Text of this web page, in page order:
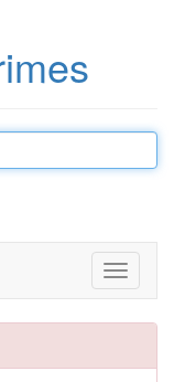
Toggle